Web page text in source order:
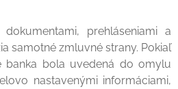
prehláseniami a
samotné zmluvné strany. Pokiaľ
banka bola uvedená do omylu
nastavenými informáciami,